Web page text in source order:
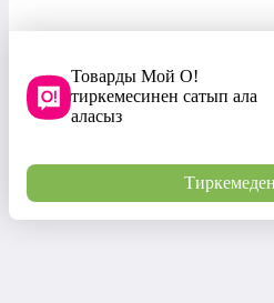
Товарды Мой О!
тиркемесинен сатып ала
аласыз